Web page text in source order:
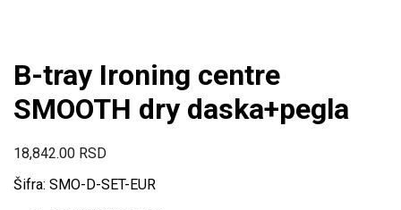
B-tray Ironing centre
SMOOTH dry daska+pegla
18,842.00 RSD
Šifra: SMO-D-SET-EUR